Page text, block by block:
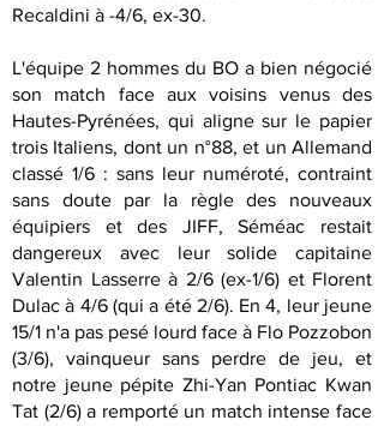
Recaldini à -4/6, ex-30.
L'équipe 2 hommes du BO a bien négocié
son match face aux voisins venus des
Hautes-Pyrénées, qui aligne sur le papier
trois Italiens, dont un n°88, et un Allemand
classé 1/6 : sans leur numéroté, contraint
sans doute par la règle des nouveaux
équipiers et des JIFF, Séméac restait
dangereux avec leur solide capitaine
Valentin Lasserre à 2/6 (ex-1/6) et Florent
Dulac à 4/6 (qui a été 2/6). En 4, leur jeune
15/1 n'a pas pesé lourd face à Flo Pozzobon
(3/6), vainqueur sans perdre de jeu, et
notre jeune pépite Zhi-Yan Pontiac Kwan
Tat (2/6) a remporté un match intense face